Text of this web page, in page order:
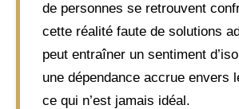
de personnes se retrouvent
cette réalité faute de solutions
peut entraîner un sentiment
une dépendance accrue envers
ce qui n’est jamais idéal.